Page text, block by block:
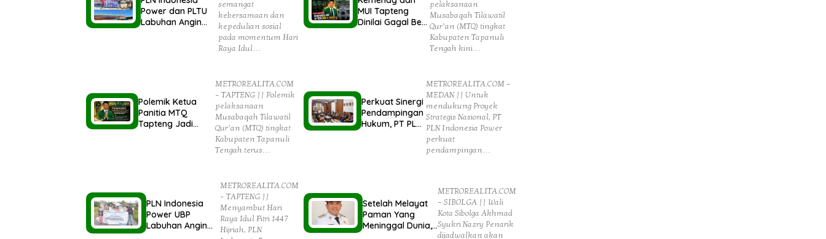
Power dan PLTU
Labuhan Angin
semangat
kebersamaan dan
kepedulian sosial
pada momentum Hari
Raya Idul…
MUI Tapteng
Dinilai Gagal Beri
pelaksanaan
Musabaqah Tilawatil
Qur’an (MTQ) tingkat
Kabupaten Tapanuli
Tengah kini…
Polemik Ketua
Panitia MTQ
Tapteng Jadi
METROREALITA.COM
– TAPTENG || Polemik
pelaksanaan
Musabaqah Tilawatil
Qur’an (MTQ) tingkat
Kabupaten Tapanuli
Tengah terus…
Perkuat Sinergi
Pendampingan
Hukum, PT PLN
METROREALITA.COM –
MEDAN || Untuk
mendukung Proyek
Strategis Nasional, PT
PLN Indonesia Power
perkuat
pendampingan…
PLN Indonesia
Power UBP
Labuhan Angin
METROREALITA.COM
– TAPTENG ||
Menyambut Hari
Raya Idul Fitri 1447
Hijriah, PLN
Setelah Melayat
Paman Yang
Meninggal Dunia,
METROREALITA.COM
– SIBOLGA || Wali
Kota Sibolga Akhmad
Syukri Nazry Penarik
dijadwalkan akan